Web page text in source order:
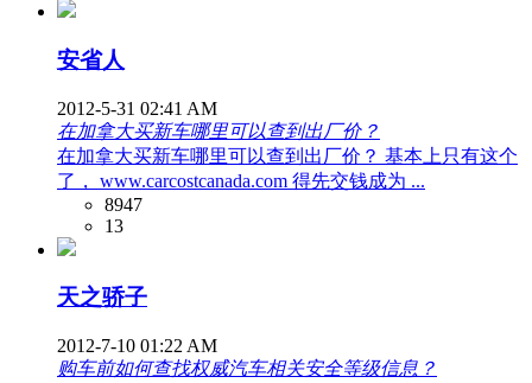
安省人
2012-5-31 02:41 AM
在加拿大买新车哪里可以查到出厂价？
在加拿大买新车哪里可以查到出厂价？ 基本上只有这个
了， www.carcostcanada.com 得先交钱成为 ...
8947
13
天之骄子
2012-7-10 01:22 AM
购车前如何查找权威汽车相关安全等级信息？